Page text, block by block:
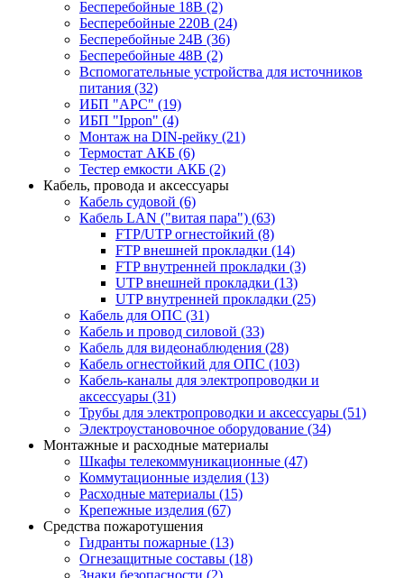
Бесперебойные 18В (2)
Бесперебойные 220В (24)
Бесперебойные 24В (36)
Бесперебойные 48В (2)
Вспомогательные устройства для источников
питания (32)
ИБП "APC" (19)
ИБП "Ippon" (4)
Монтаж на DIN-рейку (21)
Термостат АКБ (6)
Тестер емкости АКБ (2)
Кабель, провода и аксессуары
Кабель судовой (6)
Кабель LAN ("витая пара") (63)
FTP/UTP огнестойкий (8)
FTP внешней прокладки (14)
FTP внутренней прокладки (3)
UTP внешней прокладки (13)
UTP внутренней прокладки (25)
Кабель для ОПС (31)
Кабель и провод силовой (33)
Кабель для видеонаблюдения (28)
Кабель огнестойкий для ОПС (103)
Кабель-каналы для электропроводки и
аксессуары (31)
Трубы для электропроводки и аксессуары (51)
Электроустановочное оборудование (34)
Монтажные и расходные материалы
Шкафы телекоммуникационные (47)
Коммутационные изделия (13)
Расходные материалы (15)
Крепежные изделия (67)
Средства пожаротушения
Гидранты пожарные (13)
Огнезащитные составы (18)
Знаки безопасности (2)